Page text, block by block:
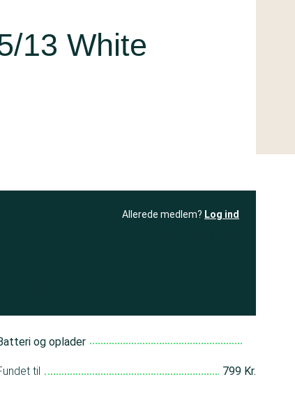
13 White
Allerede medlem? Log ind
og oplader
til 799 Kr.